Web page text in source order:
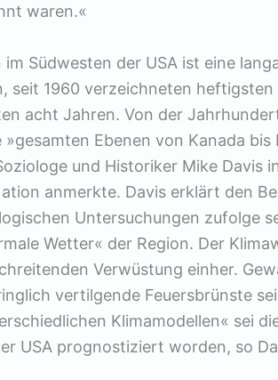
waren.«
Südwesten der USA ist eine
seit 1960 verzeichneten heftigsten
acht Jahren. Von der
Ebenen von Kanada bis
und Historiker Mike Davis
anmerkte. Davis erklärt den
Untersuchungen zufolge
Wetter« der Region. Der
Verwüstung einher.
vertilgende Feuersbrünste
Klimamodellen« sei
USA prognostiziert worden, so